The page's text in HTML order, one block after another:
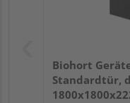
Biohort
Standardtür,